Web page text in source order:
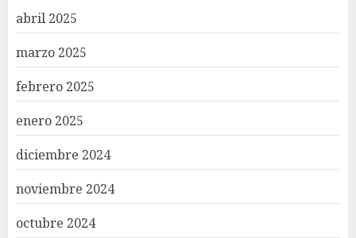
abril 2025
marzo 2025
febrero 2025
enero 2025
diciembre 2024
noviembre 2024
octubre 2024